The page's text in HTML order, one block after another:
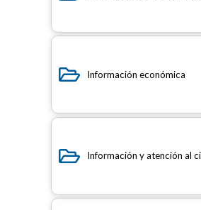
Información económica
Información y atención al